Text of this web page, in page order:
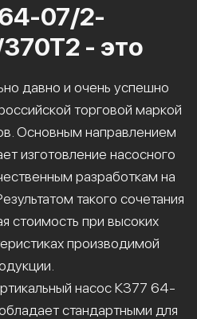
07/2-
- это
давно и очень успешно
торговой маркой
Основным направлением
изготовление насосного
разработкам на
такого сочетания
стоимость при высоких
производимой
насос К377 64-
стандартными для